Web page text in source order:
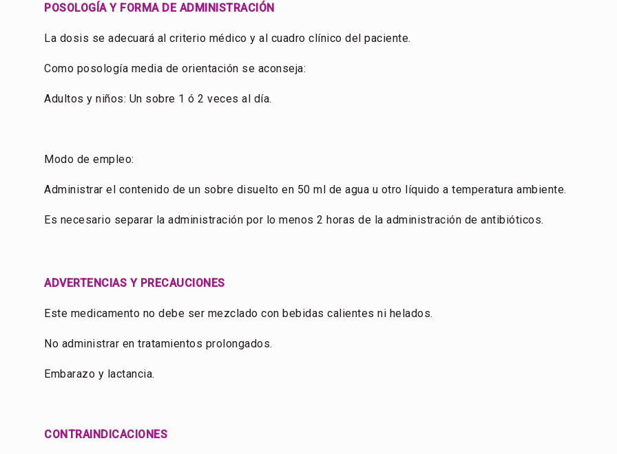
POSOLOGÍA Y FORMA DE ADMINISTRACIÓN
La dosis se adecuará al criterio médico y al cuadro clínico del paciente.
Como posología media de orientación se aconseja:
Adultos y niños: Un sobre 1 ó 2 veces al día.
Modo de empleo:
Administrar el contenido de un sobre disuelto en 50 ml de agua u otro líquido a temperatura ambiente.
Es necesario separar la administración por lo menos 2 horas de la administración de antibióticos.
ADVERTENCIAS Y PRECAUCIONES
Este medicamento no debe ser mezclado con bebidas calientes ni helados.
No administrar en tratamientos prolongados.
Embarazo y lactancia.
CONTRAINDICACIONES